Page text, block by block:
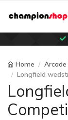
Home
Longfield